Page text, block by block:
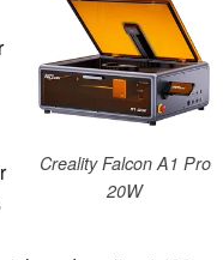
Creality Falcon A1 Pro
20W